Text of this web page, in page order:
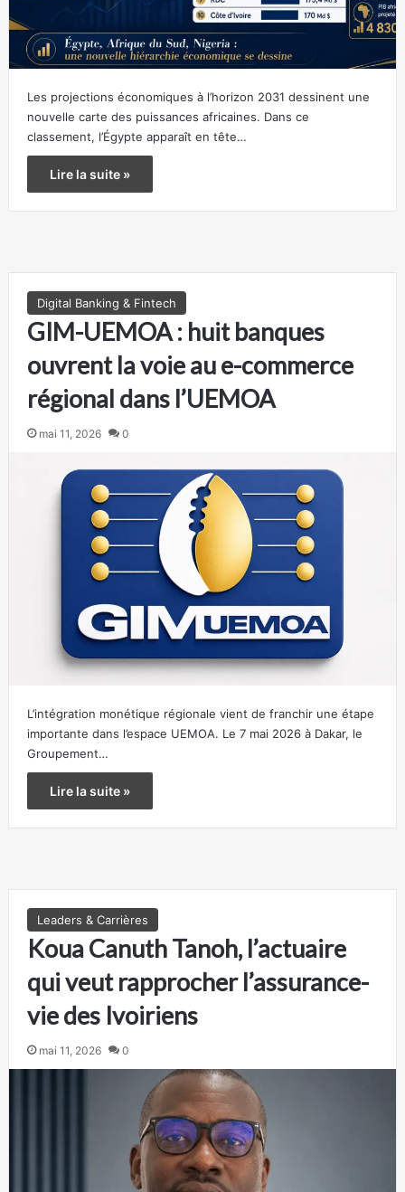
Les projections économiques à l’horizon 2031 dessinent une
nouvelle carte des puissances africaines. Dans ce
classement, l’Égypte apparaît en tête…
Lire la suite »
Digital Banking & Fintech
GIM-UEMOA : huit banques
ouvrent la voie au e-commerce
régional dans l’UEMOA
mai 11, 2026 0
L’intégration monétique régionale vient de franchir une étape
importante dans l’espace UEMOA. Le 7 mai 2026 à Dakar, le
Groupement…
Lire la suite »
Leaders & Carrières
Koua Canuth Tanoh, l’actuaire
qui veut rapprocher l’assurance-
vie des Ivoiriens
mai 11, 2026 0